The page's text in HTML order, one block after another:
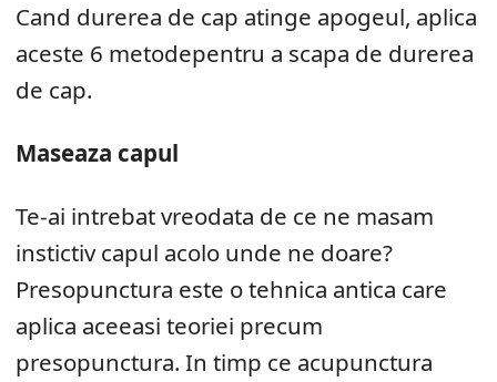
Cand durerea de cap atinge apogeul, aplica
aceste 6 metodepentru a scapa de durerea
de cap.
Maseaza capul
Te-ai intrebat vreodata de ce ne masam
instictiv capul acolo unde ne doare?
Presopunctura este o tehnica antica care
aplica aceeasi teoriei precum
presopunctura. In timp ce acupunctura